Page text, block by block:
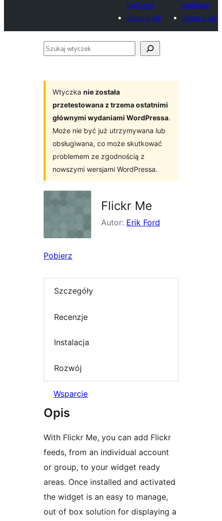
ulubione
Zaloguj się
ulubione
Zaloguj się
Szukaj
Wtyczka nie została
przetestowana z trzema ostatnimi
głównymi wydaniami WordPressa.
Może nie być już utrzymywana lub
obsługiwana, co może skutkować
problemem ze zgodnością z
nowszymi wersjami WordPressa.
Flickr Me
Autor: Erik Ford
Pobierz
Szczegóły
Recenzje
Instalacja
Rozwój
Wsparcie
Opis
With Flickr Me, you can add Flickr
feeds, from an individual account
or group, to your widget ready
areas. Once installed and activated
the widget is an easy to manage,
out of box solution for displaying a